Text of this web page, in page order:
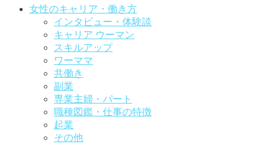
女性のキャリア・働き方
インタビュー・体験談
キャリア ウーマン
スキルアップ
ワーママ
共働き
副業
専業主婦・パート
職種図鑑・仕事の特徴
起業
その他